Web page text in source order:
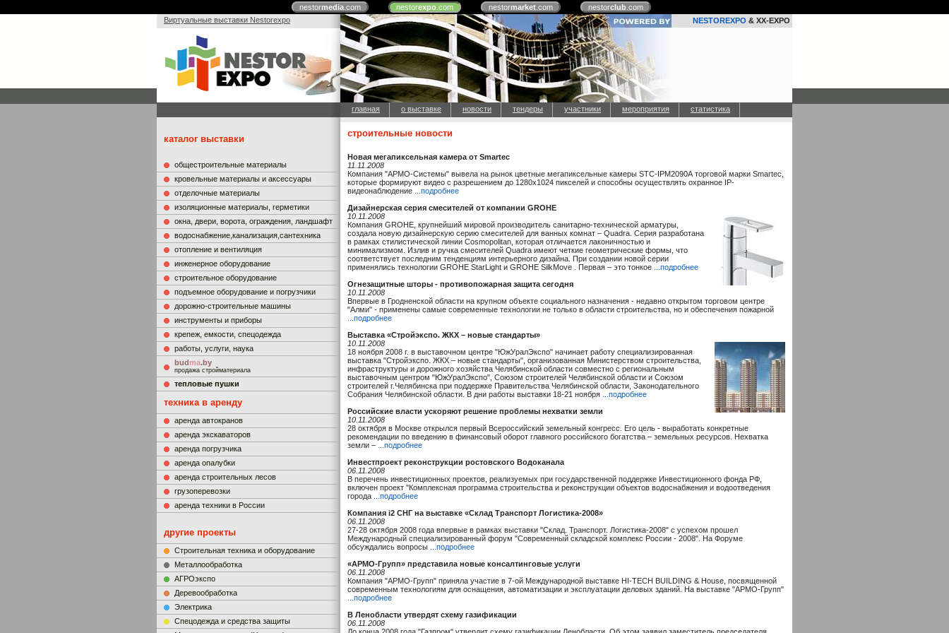
nestormedia.com nestorexpo.com nestormarket.com nestorclub.com
Виртуальные выставки Nestorexpo
NESTOREXPO & XX-EXPO
главная о выставке новости тендеры участники мероприятия статистика
каталог выставки
общестроительные материалы
кровельные материалы и аксессуары
отделочные материалы
изоляционные материалы, герметики
окна, двери, ворота, ограждения, ландшафт
водоснабжение,канализация,сантехника
отопление и вентиляция
инженерное оборудование
строительное оборудование
подъемное оборудование и погрузчики
дорожно-строительные машины
инструменты и приборы
крепеж, емкости, спецодежда
работы, услуги, наука
budma.by
продажа стройматериала
тепловые пушки
техника в аренду
аренда автокранов
аренда экскаваторов
аренда погрузчика
аренда опалубки
аренда строительных лесов
грузоперевозки
аренда техники в России
другие проекты
Строительная техника и оборудование
Металлообработка
АГРОэкспо
Деревообработка
Электрика
Cпецодежда и средства защиты
строительные новости
Новая мегапиксельная камера от Smartec
11.11.2008
Компания "АРМО-Системы" вывела на рынок цветные мегапиксельные камеры STC-IPM2090А торговой марки Smartec,
которые формируют видео с разрешением до 1280х1024 пикселей и способны осуществлять охранное IP-
видеонаблюдение
...подробнее
Дизайнерская серия смесителей от компании GROHE
10.11.2008
Компания GROHE, крупнейший мировой производитель санитарно-технической арматуры,
создала новую дизайнерскую серию смесителей для ванных комнат – Quadra. Серия разработана
в рамках стилистической линии Cosmopolitan, которая отличается лаконичностью и
минимализмом. Излив и ручка смесителей Quadra имеют четкие геометрические формы, что
соответствует последним тенденциям интерьерного дизайна. При создании новой серии
применялись технологии GROHE StarLight и GROHE SilkMove . Первая – это тонкое
...подробнее
Огнезащитные шторы - противопожарная защита сегодня
10.11.2008
Впервые в Гродненской области на крупном объекте социального назначения - недавно открытом торговом центре
"Алми" - применены самые современные технологии не только в области строительства, но и обеспечения пожарной
...подробнее
Выставка «Стройэкспо. ЖКХ – новые стандарты»
10.11.2008
18 ноября 2008 г. в выставочном центре "ЮжУралЭкспо" начинает работу специализированная
выставка "Стройэкспо. ЖКХ – новые стандарты", организованная Министерством строительства,
инфраструктуры и дорожного хозяйства Челябинской области совместно с региональным
выставочным центром "ЮжУралЭкспо", Союзом строителей Челябинской области и Союзом
строителей г.Челябинска при поддержке Правительства Челябинской области, Законодательного
Собрания Челябинской области. В дни работы выставки 18-21 ноября
...подробнее
Российские власти ускоряют решение проблемы нехватки земли
10.11.2008
28 октября в Москве открылся первый Всероссийский земельный конгресс. Его цель - выработать конкретные
рекомендации по введению в финансовый оборот главного российского богатства – земельных ресурсов. Нехватка
земли –
...подробнее
Инвестпроект реконструкции ростовского Водоканала
06.11.2008
В перечень инвестиционных проектов, реализуемых при государственной поддержке Инвестиционного фонда РФ,
включен проект "Комплексная программа строительства и реконструкции объектов водоснабжения и водоотведения
города
...подробнее
Компания i2 СНГ на выставке «Склад Транспорт Логистика-2008»
06.11.2008
27-28 октября 2008 года впервые в рамках выставки "Склад. Транспорт. Логистика-2008" с успехом прошел
Международный специализированный форум "Современный складской комплекс России - 2008". На Форуме
обсуждались вопросы
...подробнее
«АРМО-Групп» представила новые консалтинговые услуги
06.11.2008
Компания "АРМО-Групп" приняла участие в 7-ой Международной выставке HI-TECH BUILDING & House, посвященной
современным технологиям для оснащения, автоматизации и эксплуатации деловых зданий. На выставке "АРМО-Групп"
...подробнее
В Ленобласти утвердят схему газификации
06.11.2008